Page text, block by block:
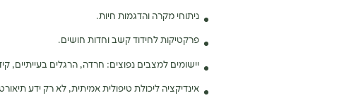
ניתוחי מקרה והדגמות חיות.
פרקטיקות לחידוד קשב וחדות חושים.
יישומים למצבים נפוצים: חרדה, הרגלים בעייתיים,
אינדיקציה ליכולת טיפולית אמיתית, לא רק ידע